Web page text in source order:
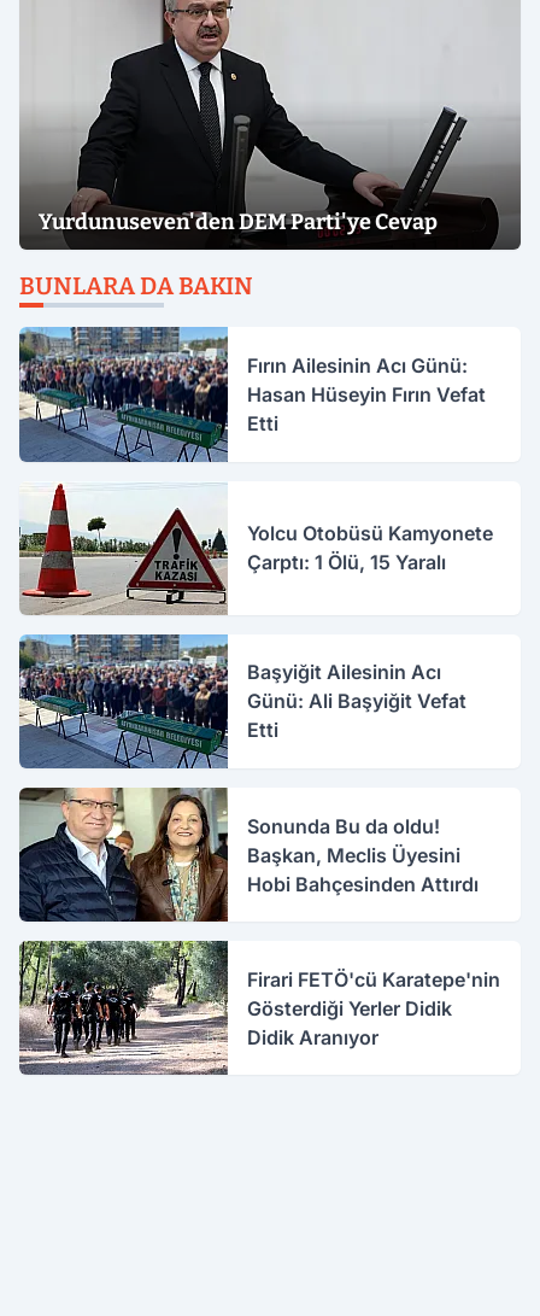
Yurdunuseven'den DEM Parti'ye Cevap
BUNLARA DA BAKIN
Fırın Ailesinin Acı Günü:
Hasan Hüseyin Fırın Vefat
Etti
Yolcu Otobüsü Kamyonete
Çarptı: 1 Ölü, 15 Yaralı
Başyiğit Ailesinin Acı
Günü: Ali Başyiğit Vefat
Etti
Sonunda Bu da oldu!
Başkan, Meclis Üyesini
Hobi Bahçesinden Attırdı
Firari FETÖ'cü Karatepe'nin
Gösterdiği Yerler Didik
Didik Aranıyor